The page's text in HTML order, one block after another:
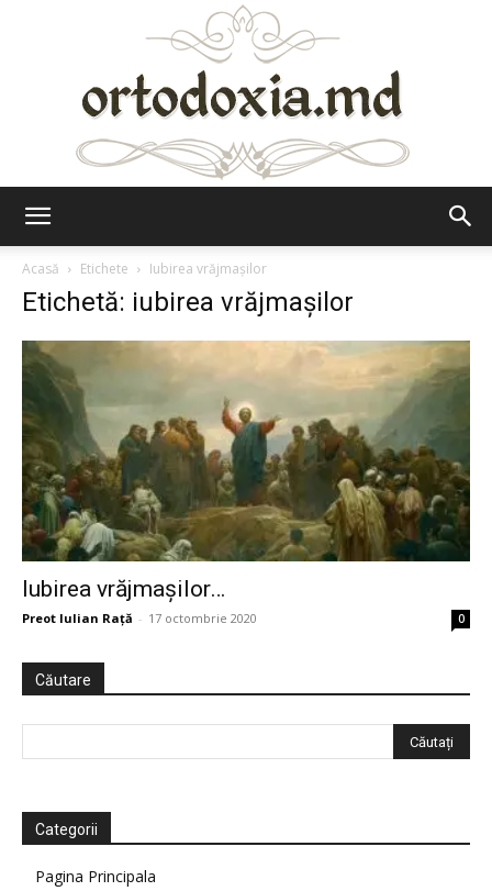
Acasă
Etichete Iubirea vrăjmașilor
Etichetă: iubirea vrăjmașilor
Iubirea vrăjmașilor…
Preot Iulian Raţă - 17 octombrie 2020 0
Căutare
Categorii
Pagina Principala